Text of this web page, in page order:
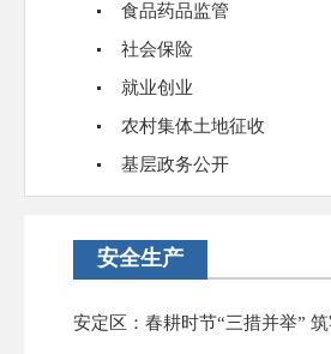
食品药品监管
社会保险
就业创业
农村集体土地征收
基层政务公开
安全生产